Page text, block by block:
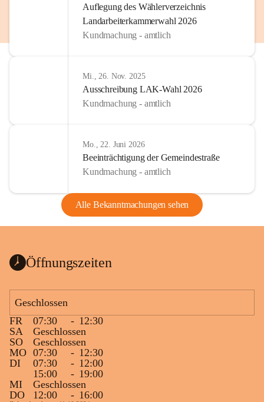
Auflegung des Wählerverzeichnis
Landarbeiterkammerwahl 2026
Kundmachung - amtlich
Mi., 26. Nov. 2025
Ausschreibung LAK-Wahl 2026
Kundmachung - amtlich
Mo., 22. Juni 2026
Beeinträchtigung der Gemeindestraße
Kundmachung - amtlich
Alle Bekanntmachungen sehen
Öffnungszeiten
Geschlossen
FR
07:30 - 12:30
SA
Geschlossen
SO
Geschlossen
MO 07:30 - 12:30
DI
07:30 - 12:00
15:00
- 19:00
MI
Geschlossen
DO
12:00 - 16:00